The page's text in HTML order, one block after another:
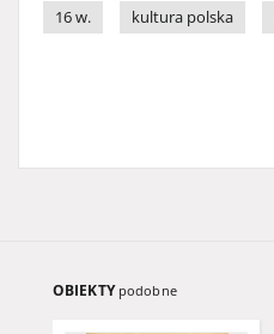
16 w.
kultura polska
OBIEKTY podobne